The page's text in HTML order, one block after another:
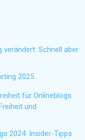
verändert: Schnell aber
2025
für Onlineblogs:
und
2024: Insider-Tipps